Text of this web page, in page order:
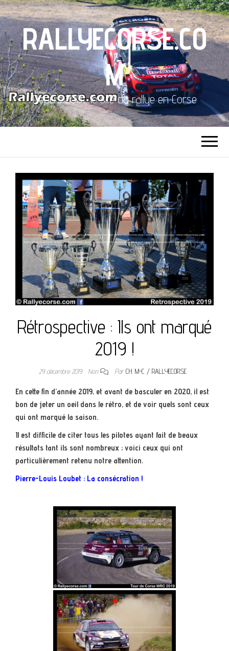
RALLYECORSE.CO
M
Depuis 2001, le site du rallye en Corse
Rétrospective : Ils ont marqué
2019 !
29 décembre 2019 Non ParCH. M-C / RALLYECORSE
En cette fin d’année 2019, et avant de basculer en 2020, il est
bon de jeter un oeil dans le rétro, et de voir quels sont ceux
qui ont marqué la saison.
Il est difficile de citer tous les pilotes ayant fait de beaux
résultats tant ils sont nombreux ; voici ceux qui ont
particulièrement retenu notre attention.
Pierre-Louis Loubet : La consécration !